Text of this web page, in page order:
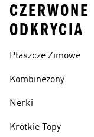
ODKRYCIA
Płaszcze Zimowe
Kombinezony
Nerki
Krótkie Topy